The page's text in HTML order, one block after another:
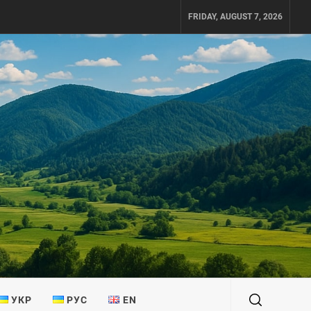
FRIDAY, AUGUST 7, 2026
УКР РУС EN